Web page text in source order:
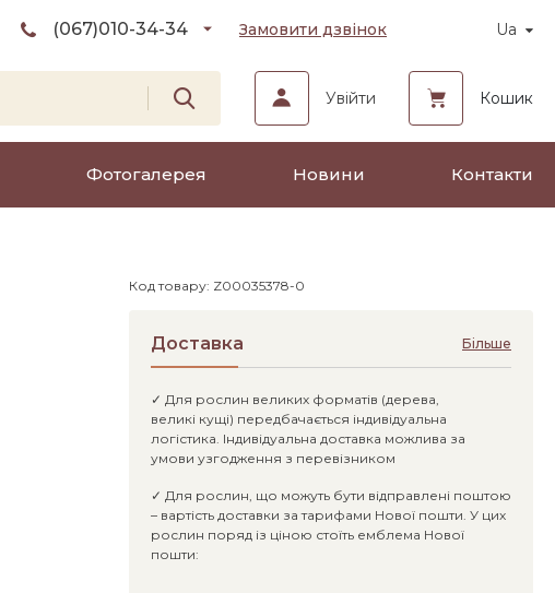
(067)010-34-34 Замовити дзвінок Ua
Увійти Кошик
Фотогалерея Новини Контакти
Код товару: Z00035378-0
Доставка Більше
✓ Для рослин великих форматів (дерева,
великі кущі) передбачається індивідуальна
логістика. Індивідуальна доставка можлива за
умови узгодження з перевізником
✓ Для рослин, що можуть бути відправлені поштою
– вартість доставки за тарифами Нової пошти. У цих
рослин поряд із ціною стоїть емблема Нової
пошти: